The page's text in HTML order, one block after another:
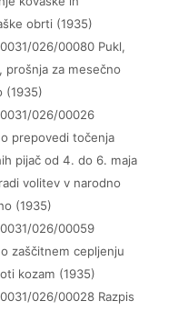
obrti (1935)
026/00080 Pukl,
prošnja za mesečno
(1935)
026/00026
o prepovedi točenja
pijač od 4. do 6. maja
volitev v narodno
(1935)
026/00059
o zaščitnem cepljenju
kozam (1935)
026/00028 Razpis